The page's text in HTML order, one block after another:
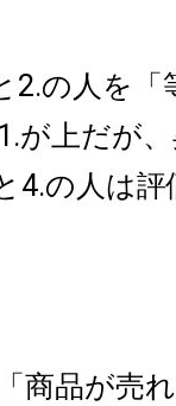
2.の人を
が上だが
4.の人は
商品が売